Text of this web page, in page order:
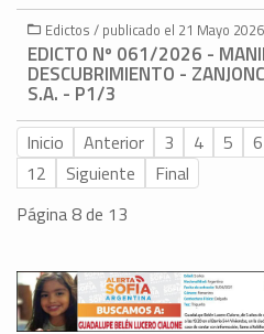
Edictos / publicado el 21 Mayo
EDICTO Nº 061/2026 -
DESCUBRIMIENTO -
S.A. - P1/3
Inicio Anterior 3 4 5 6
12
Siguiente
Final
Página 8 de 13